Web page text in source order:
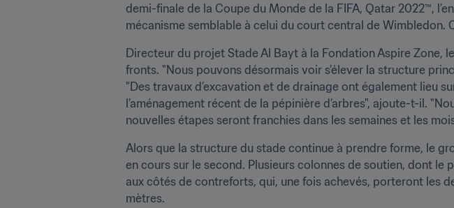
demi-finale de la Coupe du Monde de la FIFA, Qatar 2022™,
mécanisme semblable à celui du court central de Wimbledon.
Directeur du projet Stade Al Bayt à la Fondation Aspire Zone,
fronts. "Nous pouvons désormais voir s’élever la structure
"Des travaux d’excavation et de drainage ont également lieu
l’aménagement récent de la pépinière d’arbres", ajoute-t-il.
nouvelles étapes seront franchies dans les semaines et les
Alors que la structure du stade continue à prendre forme, le
en cours sur le second. Plusieurs colonnes de soutien, dont le
aux côtés de contreforts, qui, une fois achevés, porteront les
mètres.